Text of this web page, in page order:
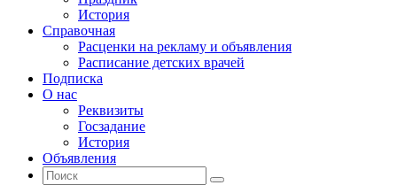
История
Справочная
Расценки на рекламу и объявления
Расписание детских врачей
Подписка
О нас
Реквизиты
Госзадание
История
Объявления
Поиск
Искать:
Поиск